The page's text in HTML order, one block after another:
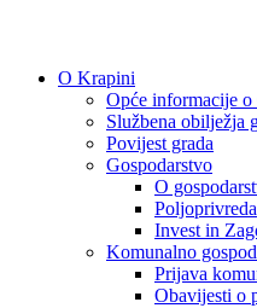
O Krapini
Opće informacije o
Službena obilježja
Povijest grada
Gospodarstvo
O
Poljoprivreda
Invest in
Komunalno
Prijava
Obavijesti o